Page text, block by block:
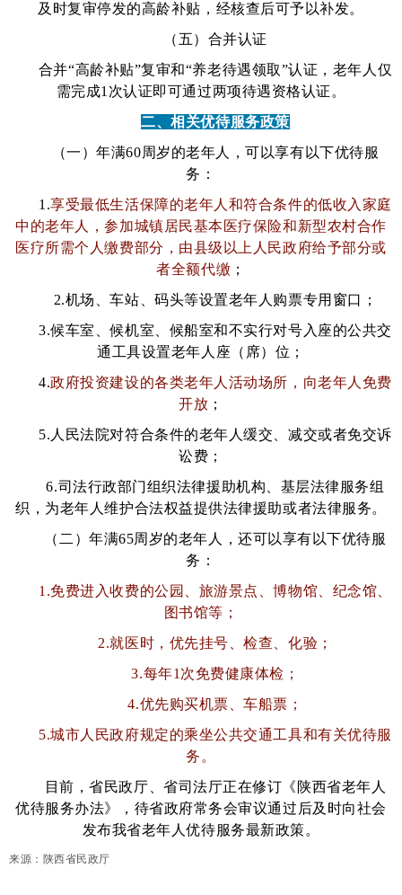
及时复审停发的高龄补贴，经核查后可予以补发。
（五）合并认证
合并“高龄补贴”复审和“养老待遇领取”认证，老年人仅
需完成1次认证即可通过两项待遇资格认证。
二、相关优待服务政策
（一）年满60周岁的老年人，可以享有以下优待服
务：
1.享受最低生活保障的老年人和符合条件的低收入家庭
中的老年人，参加城镇居民基本医疗保险和新型农村合作
医疗所需个人缴费部分，由县级以上人民政府给予部分或
者全额代缴 ；
2.机场、车站、码头等设置老年人购票专用窗口；
3.候车室、候机室、候船室和不实行对号入座的公共交
通工具设置老年人座（席）位；
4.政府投资建设的各类老年人活动场所，向老年人免费
开放 ；
5.人民法院对符合条件的老年人缓交、减交或者免交诉
讼费；
6.司法行政部门组织法律援助机构、基层法律服务组
织，为老年人维护合法权益提供法律援助或者法律服务。
（二）年满65周岁的老年人，还可以享有以下优待服
务：
1.免费进入收费的公园、旅游景点、博物馆、纪念馆、
图书馆等；
2.就医时，优先挂号、检查、化验；
3.每年1次免费健康体检；
4.优先购买机票、车船票；
5.城市人民政府规定的乘坐公共交通工具和有关优待服
务。
目前，省民政厅、省司法厅正在修订《陕西省老年人
优待服务办法》，待省政府常务会审议通过后及时向社会
发布我省老年人优待服务最新政策。
来源：陕西省民政厅